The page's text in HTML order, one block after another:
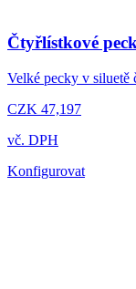
Čtyřlístkové
Velké pecky v
CZK 47,197
vč. DPH
Konfigurovat